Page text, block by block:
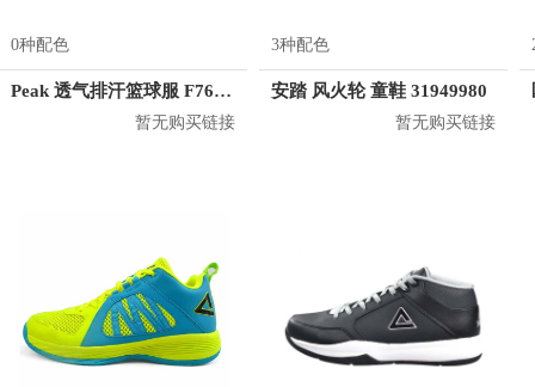
0种配色
Peak 透气排汗篮球服 F762101
暂无购买链接
3种配色
安踏 风火轮 童鞋 31949980
暂无购买链接